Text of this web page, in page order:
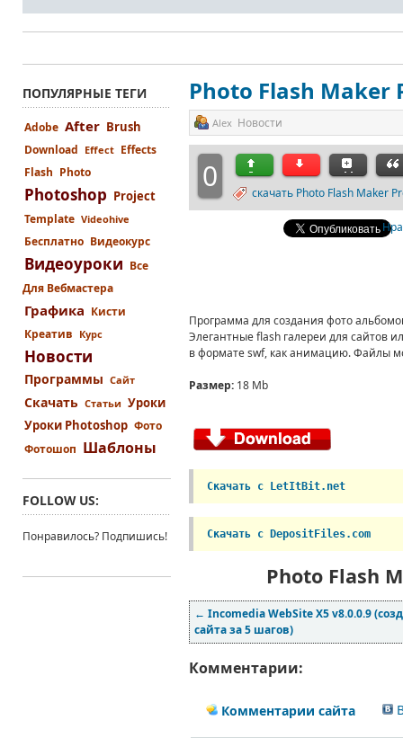
Photo Flash Maker
Alex Новости
0 скачать Photo Flash Maker
Программа для создания фото
Элегантные flash галереи для сайтов
в формате swf, как анимацию. Файлы
Размер:18 Mb
Скачать с LetItBit.net
Скачать с DepositFiles.com
Photo Flash
← Incomedia WebSite X5 v8.0.0.9
сайта за 5 шагов)
Комментарии:
Комментарии сайта
ПОПУЛЯРНЫЕ ТЕГИ
Adobe After Brush
Download Effect Effects
Flash Photo
Photoshop Project
Template Videohive
Бесплатно Видеокурс
Видеоуроки Все
Для Вебмастера
Графика Кисти
Креатив Курс
Новости
Программы Сайт
Скачать Статьи Уроки
Уроки Photoshop Фото
Фотошоп Шаблоны
FOLLOW US:
Понравилось? Подпишись!